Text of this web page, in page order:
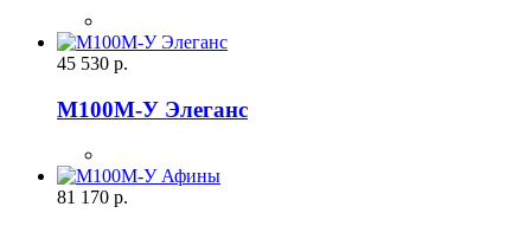
45 530 р.
М100М-У Элеганс
81 170 р.